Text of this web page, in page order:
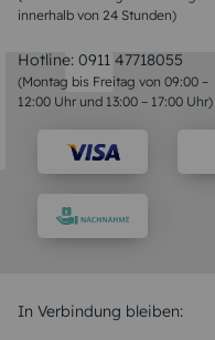
innerhalb von 24 Stunden)
Hotline: 0911 47718055
(Montag bis Freitag von 09:00 –
12:00 Uhr und 13:00 – 17:00 Uhr)
In Verbindung bleiben: